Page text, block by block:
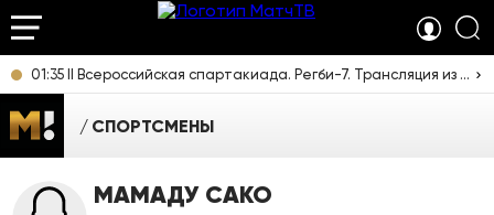
01:35 II Всероссийская спартакиада. Регби-7. Трансляция из Казани [12+]
СПОРТСМЕНЫ
МАМАДУ САКО